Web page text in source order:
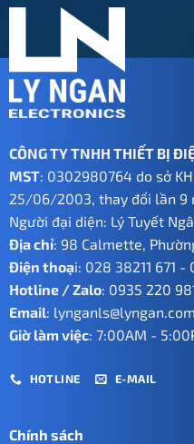
CÔNG TY TNHH THIẾT BỊ
MST: 0302980764 do sở
25/06/2003, thay đổi lần
Người đại diện: Lý Tuyết
Địa chỉ: 98 Calmette,
Điện thoại: 028 38211 671 -
Hotline / Zalo: 0935 220
Email: lynganls@lyngan.com
Giờ làm việc: 7:00AM -
HOTLINE E-MAIL
Chính sách